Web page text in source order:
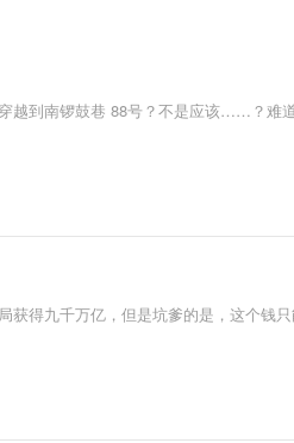
越到南锣鼓巷 88号？不是应该……？难
得九千万亿，但是坑爹的是，这个钱